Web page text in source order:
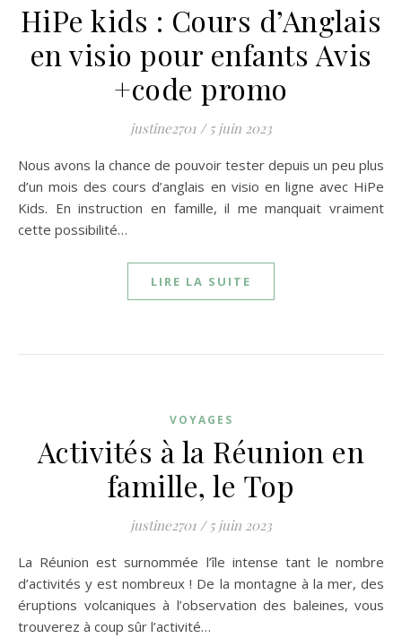
HiPe kids : Cours d’Anglais
en visio pour enfants Avis
+code promo
justine2701 / 5 juin 2023
Nous avons la chance de pouvoir tester depuis un peu plus
d’un mois des cours d’anglais en visio en ligne avec HiPe
Kids. En instruction en famille, il me manquait vraiment
cette possibilité…
LIRE LA SUITE
VOYAGES
Activités à la Réunion en
famille, le Top
justine2701 / 5 juin 2023
La Réunion est surnommée l’île intense tant le nombre
d’activités y est nombreux ! De la montagne à la mer, des
éruptions volcaniques à l’observation des baleines, vous
trouverez à coup sûr l’activité…